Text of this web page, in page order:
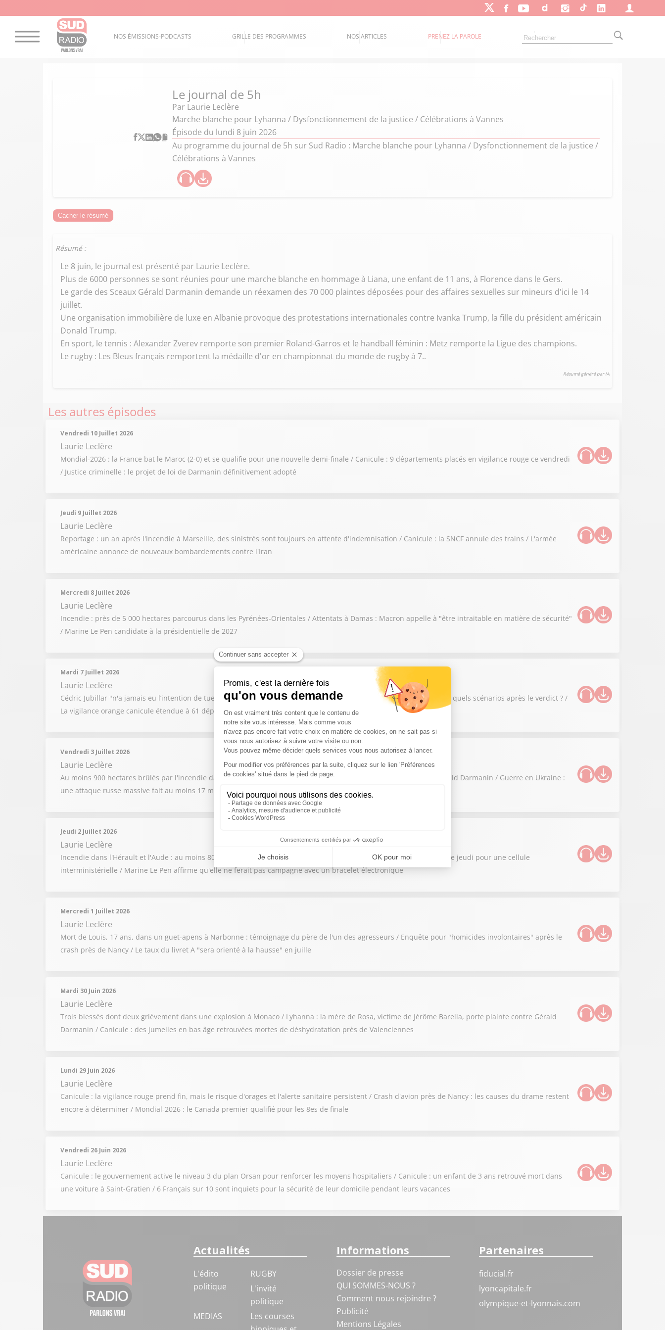
NOS ÉMISSIONS-PODCASTS GRILLE DES PROGRAMMES NOS ARTICLES PRENEZ LA PAROLE
Le journal de 5h
Par Laurie Leclère
Marche blanche pour Lyhanna / Dysfonctionnement de la justice / Célébrations à Vannes
Épisode du lundi 8 juin 2026
Au programme du journal de 5h sur Sud Radio : Marche blanche pour Lyhanna / Dysfonctionnement de la justice /
Célébrations à Vannes
Cacher le résumé
Résumé :
Le 8 juin, le journal est présenté par Laurie Leclère.
Plus de 6000 personnes se sont réunies pour une marche blanche en hommage à Liana, une enfant de 11 ans, à Florence dans le Gers.
Le garde des Sceaux Gérald Darmanin demande un réexamen des 70 000 plaintes déposées pour des affaires sexuelles sur mineurs d'ici le 14
juillet.
Une organisation immobilière de luxe en Albanie provoque des protestations internationales contre Ivanka Trump, la fille du président américain
Donald Trump.
En sport, le tennis : Alexander Zverev remporte son premier Roland-Garros et le handball féminin : Metz remporte la Ligue des champions.
Le rugby : Les Bleus français remportent la médaille d'or en championnat du monde de rugby à 7..
Résumé généré par IA
Les autres épisodes
Vendredi 10 Juillet 2026
Laurie Leclère
Mondial-2026 : la France bat le Maroc (2-0) et se qualifie pour une nouvelle demi-finale / Canicule : 9 départements placés en vigilance rouge ce vendredi
/ Justice criminelle : le projet de loi de Darmanin définitivement adopté
Jeudi 9 Juillet 2026
Laurie Leclère
Reportage : un an après l'incendie à Marseille, des sinistrés sont toujours en attente d'indemnisation / Canicule : la SNCF annule des trains / L'armée
américaine annonce de nouveaux bombardements contre l'Iran
Mercredi 8 Juillet 2026
Laurie Leclère
Incendie : près de 5 000 hectares parcourus dans les Pyrénées-Orientales / Attentats à Damas : Macron appelle à "être intraitable en matière de sécurité"
/ Marine Le Pen candidate à la présidentielle de 2027
Mardi 7 Juillet 2026
Laurie Leclère
Cédric Jubillar "n'a jamais eu l’intention de tuer son épouse", martèle son avocat / Procès en appel de Marine Le Pen : quels scénarios après le verdict ? /
La vigilance orange canicule étendue à 61 départements ce mardi
Vendredi 3 Juillet 2026
Laurie Leclère
Au moins 900 hectares brûlés par l'incendie dans l'Aude / Affaire Lyhanna : la mère de Rosa porte plainte contre Gérald Darmanin / Guerre en Ukraine :
une attaque russe massive fait au moins 17 morts à Kiev
Jeudi 2 Juillet 2026
Laurie Leclère
Incendie dans l'Hérault et l'Aude : au moins 800 hectares parcourus / Canicule et feux de forêt : Lecornu à Marseille ce jeudi pour une cellule
interministérielle / Marine Le Pen affirme qu'elle ne ferait pas campagne avec un bracelet électronique
Mercredi 1 Juillet 2026
Laurie Leclère
Mort de Louis, 17 ans, dans un guet-apens à Narbonne : témoignage du père de l'un des agresseurs / Enquête pour "homicides involontaires" après le
crash près de Nancy / Le taux du livret A "sera orienté à la hausse" en juille
Mardi 30 Juin 2026
Laurie Leclère
Trois blessés dont deux grièvement dans une explosion à Monaco / Lyhanna : la mère de Rosa, victime de Jérôme Barella, porte plainte contre Gérald
Darmanin / Canicule : des jumelles en bas âge retrouvées mortes de déshydratation près de Valenciennes
Lundi 29 Juin 2026
Laurie Leclère
Canicule : la vigilance rouge prend fin, mais le risque d'orages et l'alerte sanitaire persistent / Crash d'avion près de Nancy : les causes du drame restent
encore à déterminer / Mondial-2026 : le Canada premier qualifié pour les 8es de finale
Vendredi 26 Juin 2026
Laurie Leclère
Canicule : le gouvernement active le niveau 3 du plan Orsan pour renforcer les moyens hospitaliers / Canicule : un enfant de 3 ans retrouvé mort dans
une voiture à Saint-Gratien / 6 Français sur 10 sont inquiets pour la sécurité de leur domicile pendant leurs vacances
Actualités
L'édito
politique
RUGBY
L'invité
politique
MEDIAS
Les courses
Informations
Dossier de presse
QUI SOMMES-NOUS ?
Comment nous rejoindre ?
Publicité
Mentions Légales
Partenaires
fiducial.fr
lyoncapitale.fr
olympique-et-lyonnais.com